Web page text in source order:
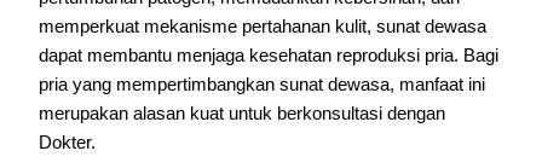
memperkuat mekanisme pertahanan kulit, sunat dewasa
dapat membantu menjaga kesehatan reproduksi pria. Bagi
pria yang mempertimbangkan sunat dewasa, manfaat ini
merupakan alasan kuat untuk berkonsultasi dengan
Dokter.